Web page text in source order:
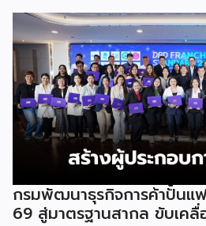
รวมกว่า 250 บูธ บนพื้นที่ 15,000 ต
เลือกสร้างรายได้เพิ่มและพยุงเศรษ
จบในงานด้วยสินเชื่อ และทำเลทองทั่ว
ความรู้โดยผู้ทรงคุณวุฒิคับคั่ง และกิจก
และต่างประเทศ งานจัดต่อเนื่องระ
ฮอลล์ 6-8 อิมแพ็คเมืองทองธานี คา
220 ล้านบาท นายพูนพงษ์ นัยนา
ธุรกิจการค้า กระทรวงพาณิชย์ กล่าว
Thailand & Thailand E-
(TESE 2026) เป็นเวทีแสดงธุรกิจแฟ
วงจร […]
กรมพัฒนาธุรกิจการค้าปั้นแ
69 สู่มาตรฐานสากล ขับเค